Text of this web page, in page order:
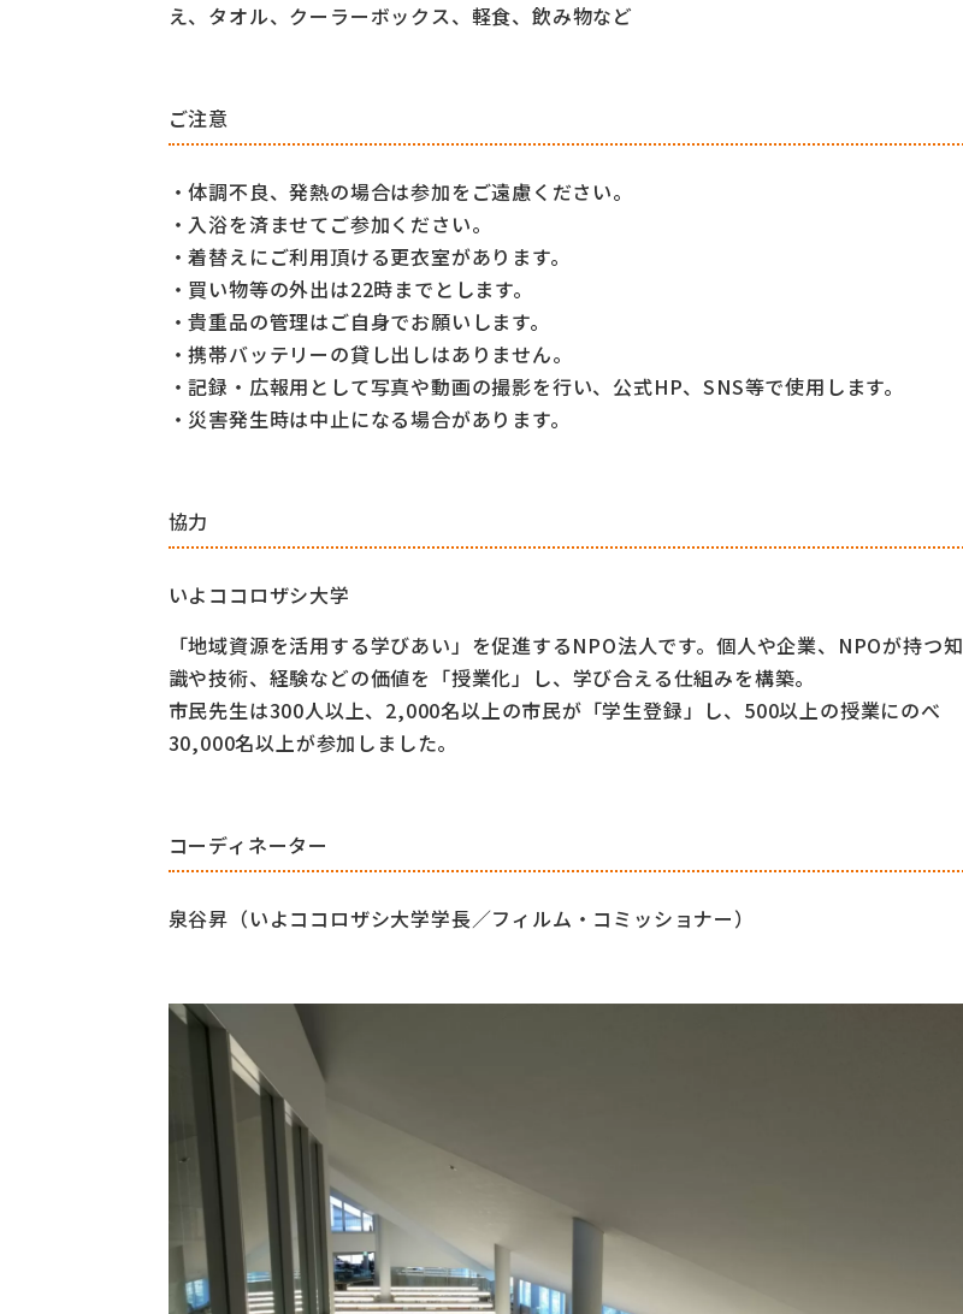
え、タオル、クーラーボックス、軽食、飲み物など
ご注意
・体調不良、発熱の場合は参加をご遠慮ください。
・入浴を済ませてご参加ください。
・着替えにご利用頂ける更衣室があります。
・買い物等の外出は22時までとします。
・貴重品の管理はご自身でお願いします。
・携帯バッテリーの貸し出しはありません。
・記録・広報用として写真や動画の撮影を行い、公式HP、SNS等で使用します。
・災害発生時は中止になる場合があります。
協力
いよココロザシ大学
「地域資源を活用する学びあい」を促進するNPO法人です。 個人や企業、NPOが持つ知
識や技術、経験などの価値を 「授業化」し、学び合える仕組みを構築。
市民先生は300人以上、2,000名以上の市民が「学生登録」し、500以上の授業にのべ
30,000名以上が参加しました。
コーディネーター
泉谷昇 （いよココロザシ大学学長／フィルム・コミッショナー）